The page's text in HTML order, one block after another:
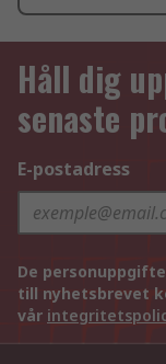
Håll dig
senaste
E-postadress
De
till nyhetsbrevet
vår